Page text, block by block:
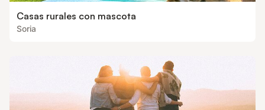
Casas rurales con mascota
Soria